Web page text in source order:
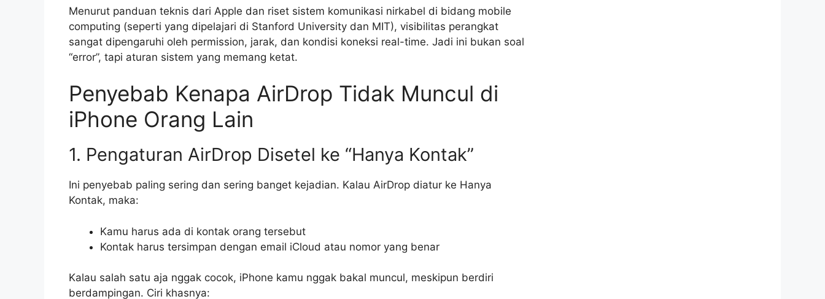
Menurut panduan teknis dari Apple dan riset sistem komunikasi nirkabel di bidang mobile
computing (seperti yang dipelajari di Stanford University dan MIT), visibilitas perangkat
sangat dipengaruhi oleh permission, jarak, dan kondisi koneksi real-time. Jadi ini bukan soal
“error”, tapi aturan sistem yang memang ketat.
Penyebab Kenapa AirDrop Tidak Muncul di
iPhone Orang Lain
1. Pengaturan AirDrop Disetel ke “Hanya Kontak”
Ini penyebab paling sering dan sering banget kejadian. Kalau AirDrop diatur ke Hanya
Kontak, maka:
Kamu harus ada di kontak orang tersebut
Kontak harus tersimpan dengan email iCloud atau nomor yang benar
Kalau salah satu aja nggak cocok, iPhone kamu nggak bakal muncul, meskipun berdiri
berdampingan. Ciri khasnya: